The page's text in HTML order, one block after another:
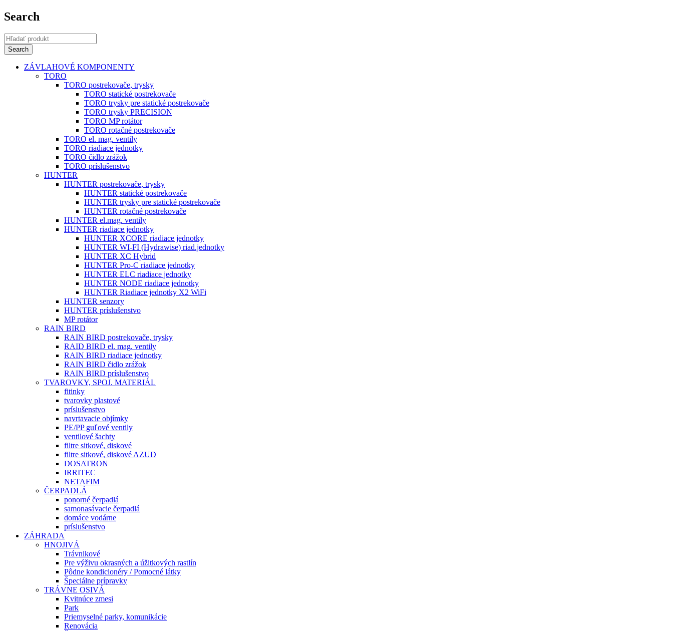
Search
ZÁVLAHOVÉ KOMPONENTY
TORO
TORO postrekovače, trysky
TORO statické postrekovače
TORO trysky pre statické postrekovače
TORO trysky PRECISION
TORO MP rotátor
TORO rotačné postrekovače
TORO el. mag. ventily
TORO riadiace jednotky
TORO čidlo zrážok
TORO príslušenstvo
HUNTER
HUNTER postrekovače, trysky
HUNTER statické postrekovače
HUNTER trysky pre statické postrekovače
HUNTER rotačné postrekovače
HUNTER el.mag. ventily
HUNTER riadiace jednotky
HUNTER XCORE riadiace jednotky
HUNTER WI-FI (Hydrawise) riad.jednotky
HUNTER XC Hybrid
HUNTER Pro-C riadiace jednotky
HUNTER ELC riadiace jednotky
HUNTER NODE riadiace jednotky
HUNTER Riadiace jednotky X2 WiFi
HUNTER senzory
HUNTER príslušenstvo
MP rotátor
RAIN BIRD
RAIN BIRD postrekovače, trysky
RAID BIRD el. mag. ventily
RAIN BIRD riadiace jednotky
RAIN BIRD čidlo zrážok
RAIN BIRD príslušenstvo
TVAROVKY, SPOJ. MATERIÁL
fitinky
tvarovky plastové
príslušenstvo
navrtavacie objímky
PE/PP guľové ventily
ventilové šachty
filtre sitkové, diskové
filtre sitkové, diskové AZUD
DOSATRON
IRRITEC
NETAFIM
ČERPADLÁ
ponorné čerpadlá
samonasávacie čerpadlá
domáce vodárne
príslušenstvo
ZÁHRADA
HNOJIVÁ
Trávnikové
Pre výživu okrasných a úžitkových rastlín
Pôdne kondicionéry / Pomocné látky
Špeciálne prípravky
TRÁVNE OSIVÁ
Kvitnúce zmesi
Park
Priemyselné parky, komunikácie
Renovácia